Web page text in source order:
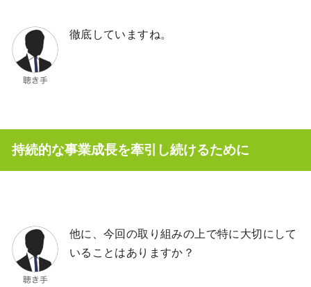
徹底していますね。
持続的な事業成長を牽引し続けるために
他に、今回の取り組みの上で特に大切にして
いることはありますか？